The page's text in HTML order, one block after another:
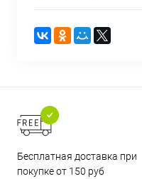
Бесплатная доставка при
покупке от 150 руб